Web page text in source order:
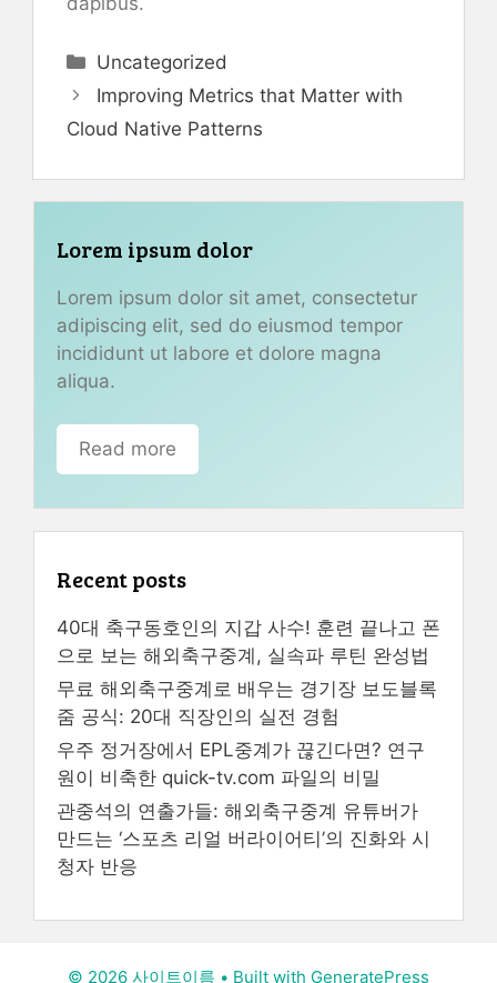
Categories
Uncategorized
Improving Metrics that Matter with
Cloud Native Patterns
Lorem ipsum dolor
Lorem ipsum dolor sit amet, consectetur
adipiscing elit, sed do eiusmod tempor
incididunt ut labore et dolore magna
aliqua.
Read more
Recent posts
40대 축구동호인의 지갑 사수! 훈련 끝나고 폰
으로 보는 해외축구중계, 실속파 루틴 완성법
무료 해외축구중계로 배우는 경기장 보도블록
줌 공식: 20대 직장인의 실전 경험
우주 정거장에서 EPL중계가 끊긴다면? 연구
원이 비축한 quick-tv.com 파일의 비밀
관중석의 연출가들: 해외축구중계 유튜버가
만드는 ‘스포츠 리얼 버라이어티’의 진화와 시
청자 반응
© 2026 사이트이름 • Built with GeneratePress